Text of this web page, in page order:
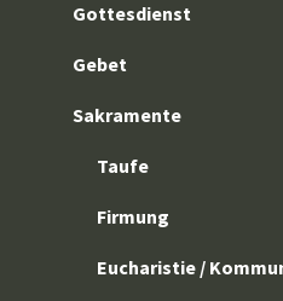
Gottesdienst
Gebet
Sakramente
Taufe
Firmung
Eucharistie /